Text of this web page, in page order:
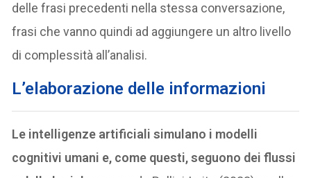
delle frasi precedenti nella stessa conversazione,
frasi che vanno quindi ad aggiungere un altro livello
di complessità all’analisi.
L’elaborazione delle informazioni
Le intelligenze artificiali simulano i modelli
cognitivi umani e, come questi, seguono dei flussi